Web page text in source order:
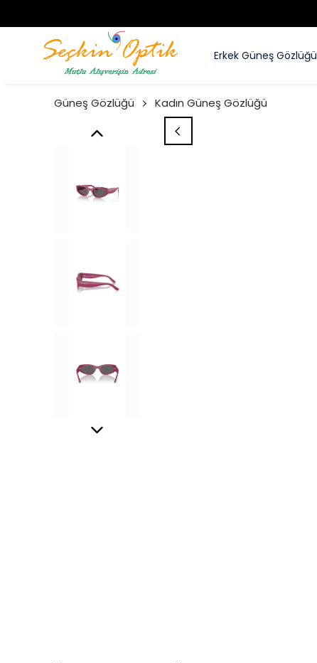
Erkek Güneş Gözlüğü
Güneş Gözlüğü Kadın Güneş Gözlüğü